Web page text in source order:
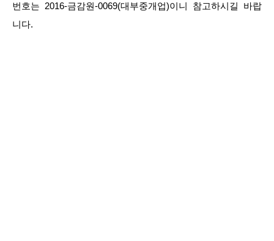
번호는 2016-금감원-0069(대부중개업)이니 참고하시길 바랍
니다.